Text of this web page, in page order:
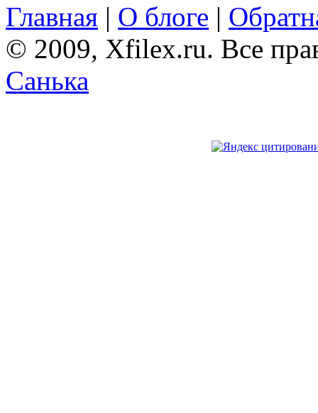
Главная | О блоге |
© 2009, Xfilex.ru. Все
Санька